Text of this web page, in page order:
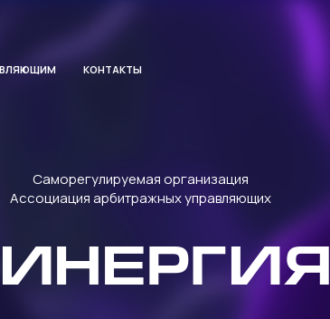
КОНТАКТЫ
Саморегулируемая организация
Ассоциация арбитражных управляющих